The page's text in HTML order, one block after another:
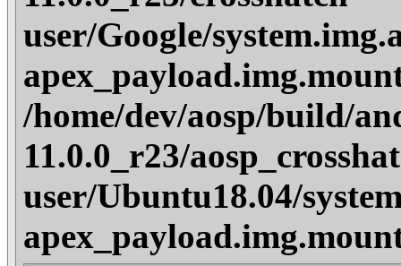
user/Google/
/home/dev/aosp/build/
11.0.0_r23/
user/Ubuntu18.04/